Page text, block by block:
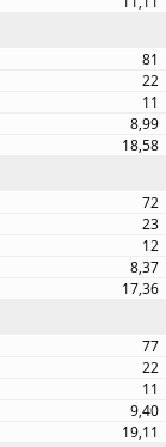
81
22
11
8,99
18,58
72
23
12
8,37
17,36
77
22
11
9,40
19,11